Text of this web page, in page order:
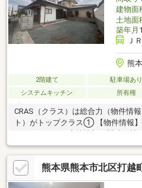
スモスまで車で約4分と商業施設充
建物面
土地面
築年月
Ｊ
熊
2階建て 駐車場あり
システムキッチン
所有権
CRAS（クラス）は総合力（物件情
ト）がトップクラス① 【物件情報】▼70社超の提携建築会社様
会社にグッドバイバイ② 【提案力】▼住宅ローン提携金融機関
が多数▼後悔しないためのライフプ
（生命保険や通信費）の見直しのプロ在籍③ 【ア
ト】▼税金面等のアドバイス資金贈
熊本県熊本市北区打越